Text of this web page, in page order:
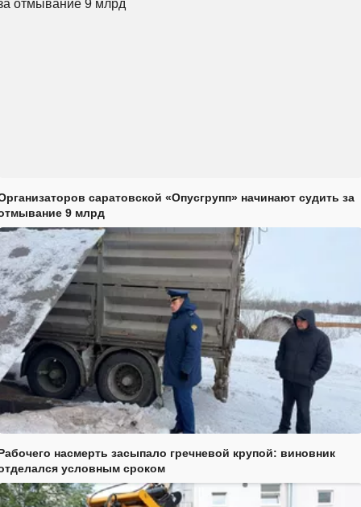
саратовской «Опусгрупп» начинают судить за
9 млрд
насмерть засыпало гречневой крупой: виновник
условным сроком